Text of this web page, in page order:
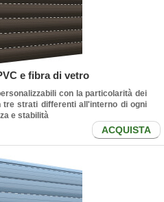
e fibra di vetro
con la particolarità dei
strati differenti all'interno di ogni
e stabilità
ACQUISTA